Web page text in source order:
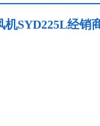
SYD225L经销